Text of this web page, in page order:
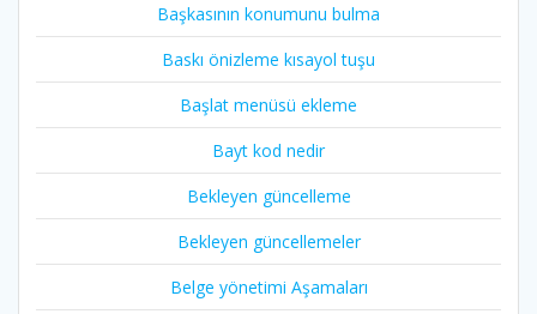
Başkasının konumunu bulma
Baskı önizleme kısayol tuşu
Başlat menüsü ekleme
Bayt kod nedir
Bekleyen güncelleme
Bekleyen güncellemeler
Belge yönetimi Aşamaları